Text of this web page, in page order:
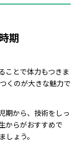
期
ことで体力もつきま
くのが大きな魅力で
期から、技術をしっ
からがおすすめで
ょう。